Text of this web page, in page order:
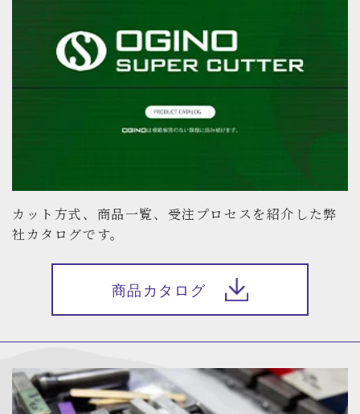
カット方式、商品一覧、受注プロセスを紹介した弊
社カタログです。
商品カタログ